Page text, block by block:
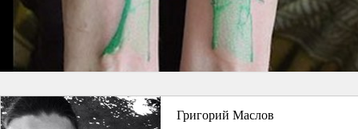
Григорий Маслов